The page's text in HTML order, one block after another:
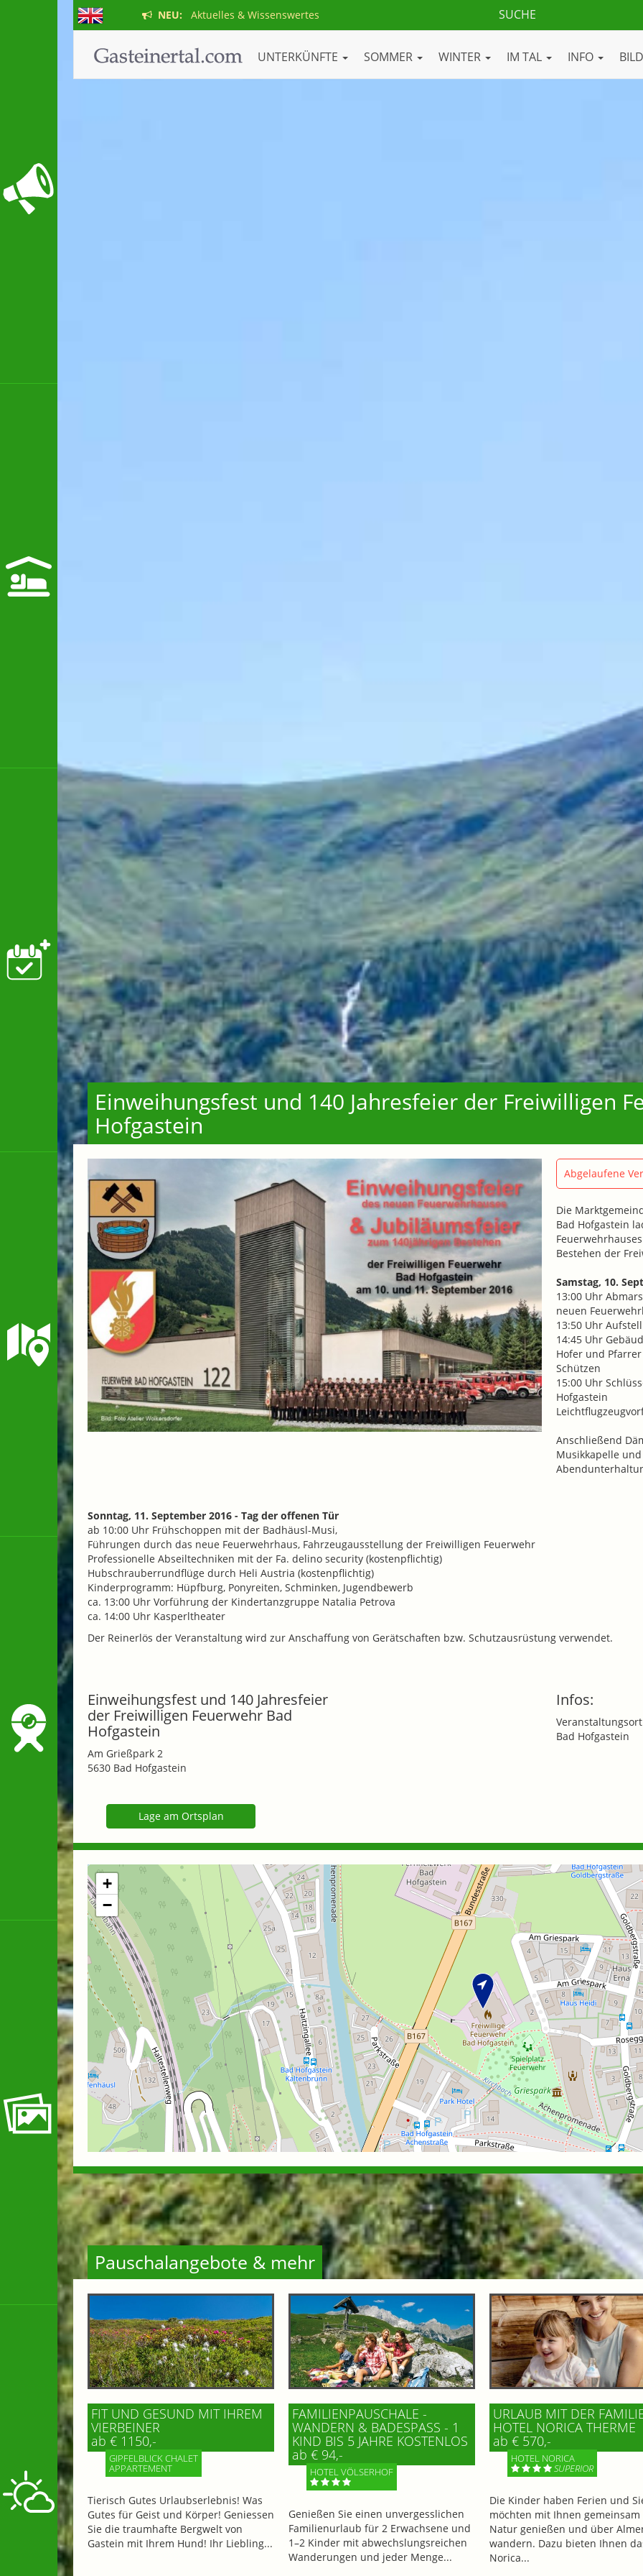
NEU: Aktuelles & Wissenswertes
UNTERKÜNFTE SOMMER WINTER IM TAL INFO
Einweihungsfest und 140 Jahresfeier der Freiwilligen
Hofgastein
Abgelaufene
Die
Bad Hofgastein
Bestehen der
Samstag, 10.
13:00 Uhr
neuen
13:50 Uhr
14:45 Uhr
Hofer und
Schützen
15:00 Uhr
Hofgastein
Anschließend
Musikkapelle
Sonntag, 11. September 2016 - Tag der offenen Tür
ab 10:00 Uhr Frühschoppen mit der Badhäusl-Musi,
Führungen durch das neue Feuerwehrhaus, Fahrzeugausstellung der Freiwilligen Feuerwehr
Professionelle Abseiltechniken mit der Fa. delino security (kostenpflichtig)
Hubschrauberrundflüge durch Heli Austria (kostenpflichtig)
Kinderprogramm: Hüpfburg, Ponyreiten, Schminken, Jugendbewerb
ca. 13:00 Uhr Vorführung der Kindertanzgruppe Natalia Petrova
ca. 14:00 Uhr Kasperltheater
Der Reinerlös der Veranstaltung wird zur Anschaffung von Gerätschaften bzw. Schutzausrüstung verwendet.
Einweihungsfest und 140 Jahresfeier
der Freiwilligen Feuerwehr Bad
Hofgastein
Am Grießpark 2
5630 Bad Hofgastein
Infos:
Bad Hofgastein
Lage am Ortsplan
+
−
Pauschalangebote & mehr
FIT UND GESUND MIT IHREM
VIERBEINER
ab € 1150,-
GIPFELBLICK CHALET
APPARTEMENT
Tierisch Gutes Urlaubserlebnis! Was
Gutes für Geist und Körper! Geniessen
Sie die traumhafte Bergwelt von
Gastein mit Ihrem Hund! Ihr Liebling...
FAMILIENPAUSCHALE -
WANDERN & BADESPASS - 1 K
IND BIS 5 JAHRE KOSTENLOS
ab € 94,-
HOTEL VÖLSERHOF
Genießen Sie einen unvergesslichen
Familienurlaub für 2 Erwachsene und
1–2 Kinder mit abwechslungsreichen
Wanderungen und jeder Menge...
URLAUB MIT DER
HOTEL NORICA THERME
ab € 570,-
HOTEL NORICA
SUPERIOR
Die Kinder haben Ferien und
möchten mit Ihnen gemeinsam
Natur genießen und über
wandern. Dazu bieten Ihnen
Norica...